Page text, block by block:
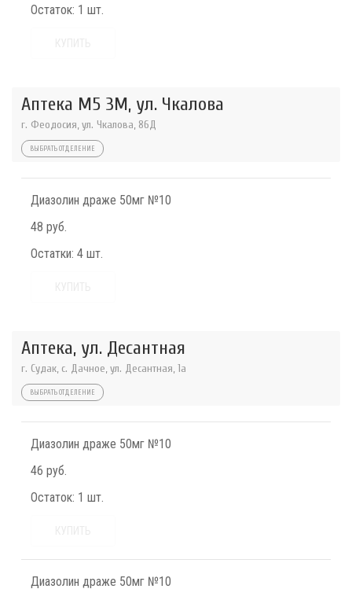
Остаток: 1 шт.
Аптека М5 3М, ул. Чкалова
г. Феодосия, ул. Чкалова, 86Д
ВЫБРАТЬ ОТДЕЛЕНИЕ
Диазолин драже 50мг №10
48 руб.
Остатки: 4 шт.
Аптека, ул. Десантная
г. Судак, с. Дачное, ул. Десантная, 1а
ВЫБРАТЬ ОТДЕЛЕНИЕ
Диазолин драже 50мг №10
46 руб.
Остаток: 1 шт.
Диазолин драже 50мг №10